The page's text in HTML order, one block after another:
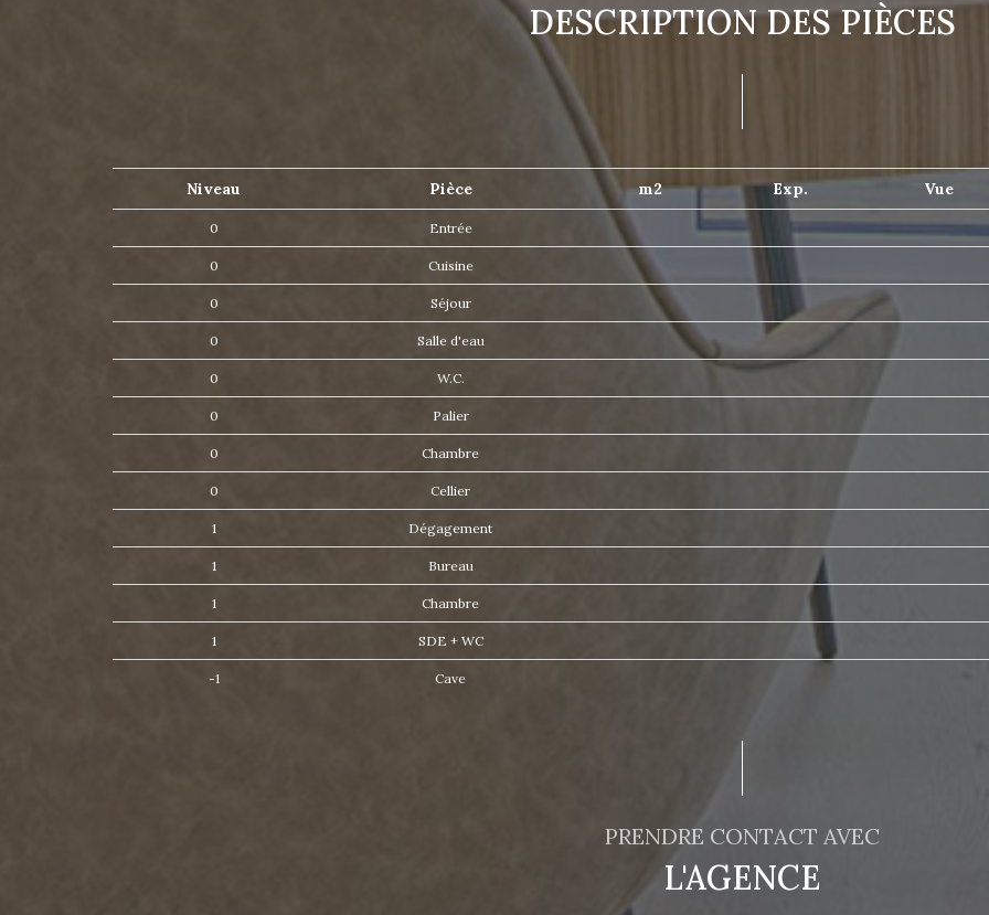
DESCRIPTION DES PIÈCES
Niveau Pièce m2 Exp. Vue
0 Entrée
0 Cuisine
0 Séjour
0 Salle d'eau
0 W.C.
0 Palier
0 Chambre
0 Cellier
1 Dégagement
1 Bureau
1 Chambre
1 SDE + WC
-1 Cave
PRENDRE CONTACT AVEC
L'AGENCE